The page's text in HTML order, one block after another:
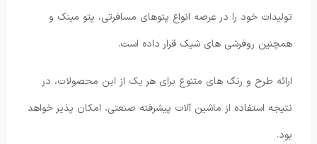
تولیدات خود را در عرصه انواع پتوهای مسافرتی، پتو مینک و
همچنین روفرشی های شیک قرار داده است.
ارائه طرح و رنگ های متنوع برای هر یک از این محصولات، در
نتیجه استفاده از ماشین آلات پیشرفته صنعتی، امکان پذیر خواهد
بود.